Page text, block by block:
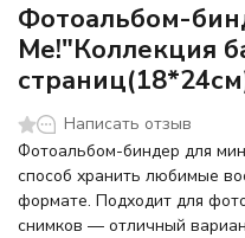
Фотоальбом-
Me!"Коллекция
Написать отзыв
Фотоальбом-биндер для
способ хранить любимые
формате. Подходит для
снимков — отличный